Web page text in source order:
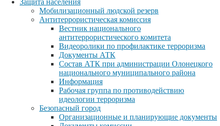
Мобилизационный людской резерв
Антитеррористическая комиссия
Вестник национального
антитеррористического комитета
Видеоролики по профилактике терроризма
Документы АТК
Состав АТК при администрации Олонецкого
национального муниципального района
Информация
Рабочая группа по противодействию
идеологии терроризма
Безопасный город
Организационные и планирующие документы